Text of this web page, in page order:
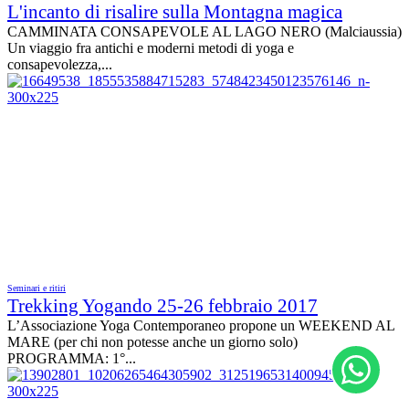
L'incanto di risalire sulla Montagna magica
CAMMINATA CONSAPEVOLE AL LAGO NERO (Malciaussia)
Un viaggio fra antichi e moderni metodi di yoga e
consapevolezza,...
Seminari e ritiri
Trekking Yogando 25-26 febbraio 2017
L’Associazione Yoga Contemporaneo propone un WEEKEND AL
MARE (per chi non potesse anche un giorno solo)
PROGRAMMA: 1°...